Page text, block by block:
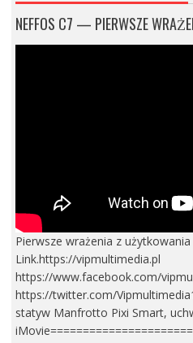
NEFFOS C7 — PIERWSZE
Pierwsze wrażenia z
Link.https://vipmultimedia.pl
https://www.facebook.com/
https://twitter.com/
statyw Manfrotto Pixi Smart,